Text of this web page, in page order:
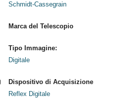
Schmidt-Cassegrain
Marca del Telescopio
Tipo Immagine:
Digitale
Dispositivo di Acquisizione
Reflex Digitale